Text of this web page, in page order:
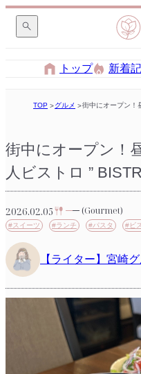
トップ 新着
TOP グルメ 街中にオープン！
街中にオープン！
人ビストロ ”
2026.02.05 (Gourmet)
#スイーツ #ランチ #パスタ #ビ
【ライター】宮崎